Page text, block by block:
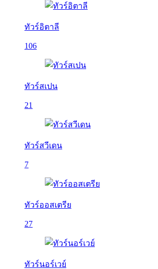
ทัวร์อิตาลี
106
ทัวร์สเปน
21
ทัวร์สวีเดน
7
ทัวร์ออสเตรีย
27
ทัวร์นอร์เวย์